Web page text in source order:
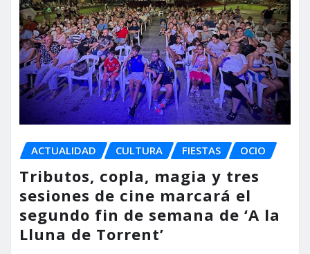
ACTUALIDAD CULTURA FIESTAS OCIO
Tributos, copla, magia y tres
sesiones de cine marcará el
segundo fin de semana de ‘A la
Lluna de Torrent’